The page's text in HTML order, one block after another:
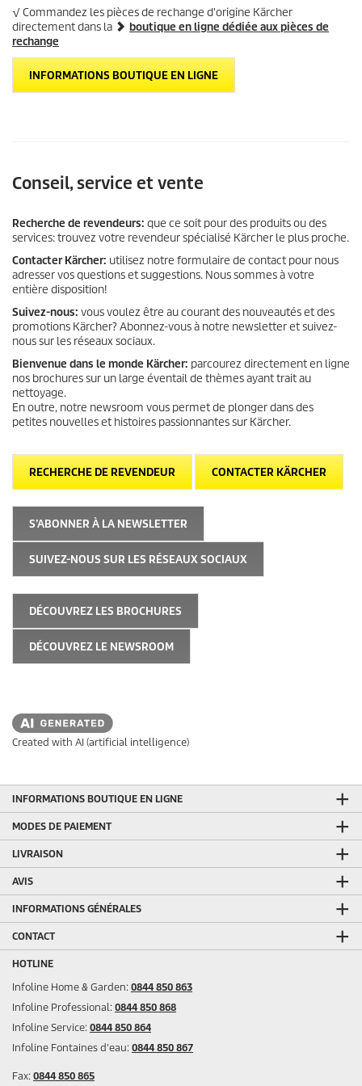
√ Commandez les pièces de rechange d'origine Kärcher
directement dans la
boutique en ligne dédiée aux pièces de
rechange
INFORMATIONS BOUTIQUE EN LIGNE
Conseil, service et vente
Recherche de revendeurs: que ce soit pour des produits ou des
services: trouvez votre revendeur spécialisé Kärcher le plus proche.
Contacter Kärcher: utilisez notre formulaire de contact pour nous
adresser vos questions et suggestions. Nous sommes à votre
entière disposition!
Suivez-nous: vous voulez être au courant des nouveautés et des
promotions Kärcher? Abonnez-vous à notre newsletter et suivez-
nous sur les réseaux sociaux.
Bienvenue dans le monde Kärcher: parcourez directement en ligne
nos brochures sur un large éventail de thèmes ayant trait au
nettoyage.
En outre, notre newsroom vous permet de plonger dans des
petites nouvelles et histoires passionnantes sur Kärcher.
RECHERCHE DE REVENDEUR CONTACTER KÄRCHER
S’ABONNER À LA NEWSLETTER
SUIVEZ-NOUS SUR LES RÉSEAUX SOCIAUX
DÉCOUVREZ LES BROCHURES
DÉCOUVREZ LE NEWSROOM
Created with AI (artificial intelligence)
INFORMATIONS BOUTIQUE EN LIGNE
MODES DE PAIEMENT
LIVRAISON
AVIS
INFORMATIONS GÉNÉRALES
CONTACT
HOTLINE
Infoline Home & Garden: 0844 850 863
Infoline Professional: 0844 850 868
Infoline Service: 0844 850 864
Infoline Fontaines d'eau: 0844 850 867
Fax: 0844 850 865